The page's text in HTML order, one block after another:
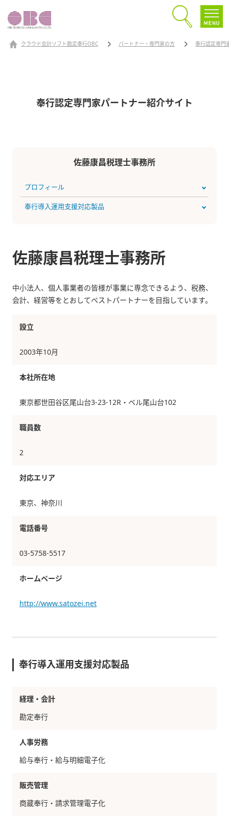
クラウド会計ソフト勘定奉行OBC パートナー・専門家の方 奉行認定専門
奉行認定専門家パートナー紹介サイト
佐藤康昌税理士事務所
プロフィール
奉行導入運用支援対応製品
佐藤康昌税理士事務所
中小法人、個人事業者の皆様が事業に専念できるよう、税務、
会計、経営等をとおしてベストパートナーを目指しています。
設立
2003年10月
本社所在地
東京都世田谷区尾山台3-23-12R・ベル尾山台102
職員数
2
対応エリア
東京、神奈川
電話番号
03-5758-5517
ホームページ
http://www.satozei.net
奉行導入運用支援対応製品
経理・会計
勘定奉行
人事労務
給与奉行・給与明細電子化
販売管理
商蔵奉行・請求管理電子化